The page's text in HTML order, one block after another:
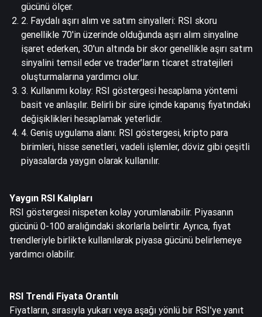
gücünü ölçer.
2. Faydalı aşırı alım ve satım sinyalleri: RSI skoru
genellikle 70'in üzerinde olduğunda aşırı alım sinyaline
işaret ederken, 30'un altında bir skor genellikle aşırı satım
sinyalini temsil eder ve trader'ların ticaret stratejileri
oluşturmalarına yardımcı olur.
3. Kullanımı kolay: RSI göstergesi hesaplama yöntemi
basit ve anlaşılır. Belirli bir süre içinde kapanış fiyatındaki
değişiklikleri hesaplamak yeterlidir.
4. Geniş uygulama alanı: RSI göstergesi, kripto para
birimleri, hisse senetleri, vadeli işlemler, döviz gibi çeşitli
piyasalarda yaygın olarak kullanılır.
Yaygın RSI Kalıpları
RSI göstergesi nispeten kolay yorumlanabilir. Piyasanın
gücünü 0-100 aralığındaki skorlarla belirtir. Ayrıca, fiyat
trendleriyle birlikte kullanılarak piyasa gücünü belirlemeye
yardımcı olabilir.
RSI Trendi Fiyata Orantılı
Fiyatların, sırasıyla yukarı veya aşağı yönlü bir RSI'ye yanıt